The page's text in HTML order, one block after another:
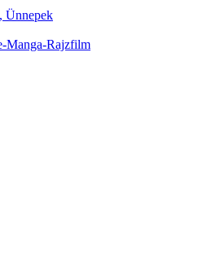
Ünnepek
Manga-Rajzfilm